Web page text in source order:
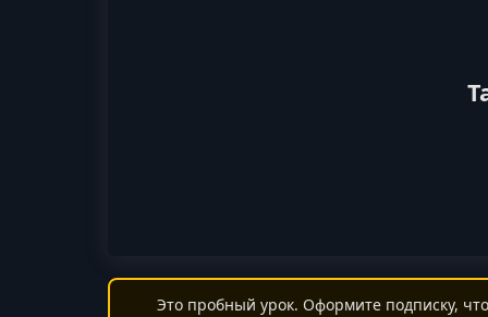
Это пробный урок. Оформите подписку,